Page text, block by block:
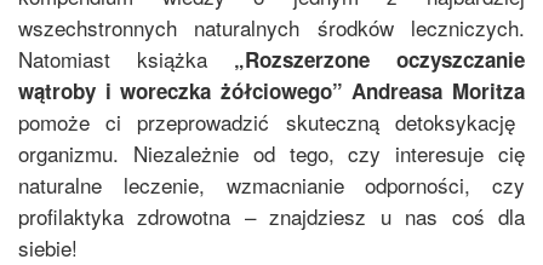
wszechstronnych naturalnych środków leczniczych.
Natomiast książka „Rozszerzone oczyszczanie
wątroby i woreczka żółciowego”Andreasa Moritza
pomoże ci przeprowadzić skuteczną detoksykację
organizmu. Niezależnie od tego, czy interesuje cię
naturalne leczenie, wzmacnianie odporności, czy
profilaktyka zdrowotna – znajdziesz u nas coś dla
siebie!